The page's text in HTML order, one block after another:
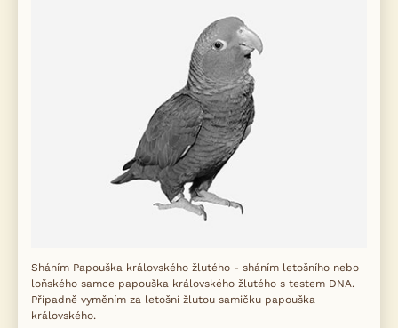
Sháním Papouška královského žlutého - sháním letošního nebo
loňského samce papouška královského žlutého s testem DNA.
Případně vyměním za letošní žlutou samičku papouška
královského.